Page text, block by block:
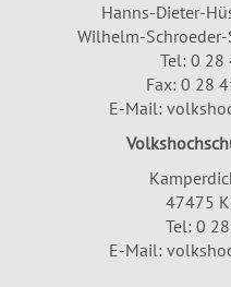
Hanns-Dieter-
Wilhelm-
Tel: 0 28
Fax: 0 28
E-Mail:
47475
Tel: 0
E-Mail: